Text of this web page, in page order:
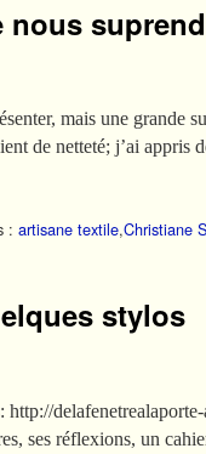
nous
mais une
de netteté; j’ai
: artisane textile,Christiane
stylos
ses réflexions, un